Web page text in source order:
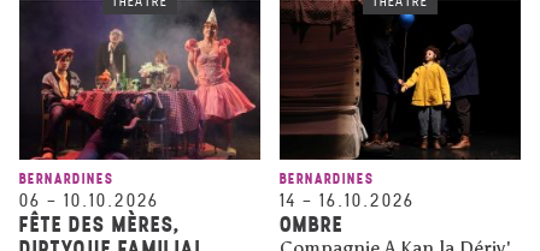
BERNARDINES
06 – 10.10.2026
FÊTE DES MÈRES,
BERNARDINES
14 – 16.10.2026
OMBRE